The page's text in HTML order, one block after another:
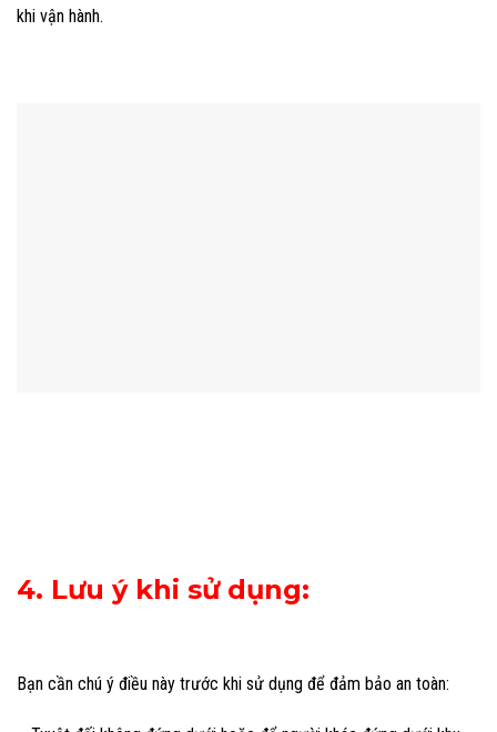
khi vận hành.
4. Lưu ý khi sử dụng:
Bạn cần chú ý điều này trước khi sử dụng để đảm bảo an toàn: